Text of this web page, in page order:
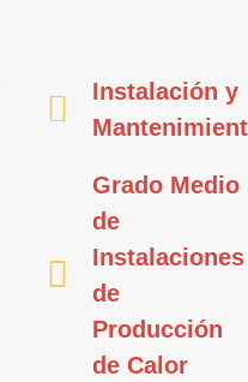
Instalación y
Grado Medio
de
Instalaciones
de
Producción
de Calor